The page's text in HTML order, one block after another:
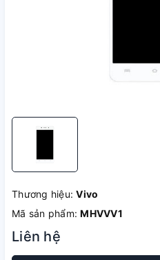
Thương hiệu:Vivo
Mã sản phẩm:MHVVV1
Liên hệ